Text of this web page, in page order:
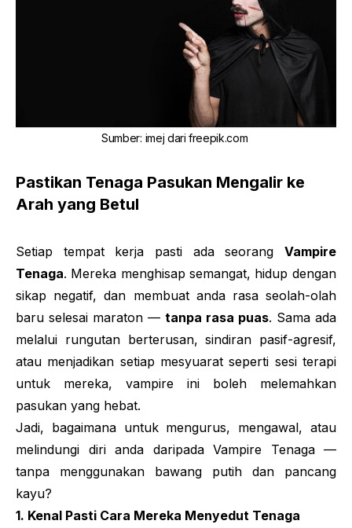
Sumber: imej darifreepik.com
Pastikan Tenaga Pasukan Mengalir ke
Arah yang Betul
Setiap tempat kerja pasti ada seorang Vampire
Tenaga. Mereka menghisap semangat, hidup dengan
sikap negatif, dan membuat anda rasa seolah-olah
baru selesai maraton — tanpa rasa puas. Sama ada
melalui rungutan berterusan, sindiran pasif-agresif,
atau menjadikan setiap mesyuarat seperti sesi terapi
untuk mereka, vampire ini boleh melemahkan
pasukan yang hebat.
Jadi, bagaimana untuk mengurus, mengawal, atau
melindungi diri anda daripada Vampire Tenaga —
tanpa menggunakan bawang putih dan pancang
kayu?
1. Kenal Pasti Cara Mereka Menyedut Tenaga